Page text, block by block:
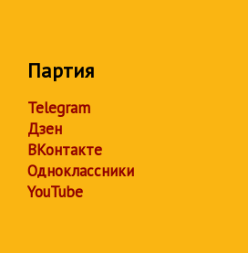
Партия
Telegram
Дзен
ВКонтакте
Одноклассники
YouTube